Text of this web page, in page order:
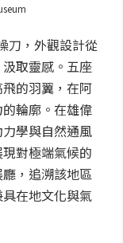
刀，外觀設計從
取靈感。五座
的羽翼，在阿
輪廓。在雄偉
學與自然通風
對極端氣候的
，追溯該地區
在地文化與氣